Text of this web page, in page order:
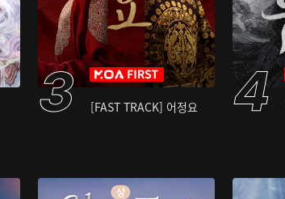
[FAST TRACK] 어정요